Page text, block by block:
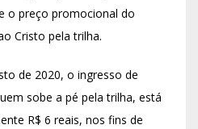
o preço promocional do
Cristo pela trilha.
de 2020, o ingresso de
sobe a pé pela trilha, está
R$ 6 reais, nos fins de